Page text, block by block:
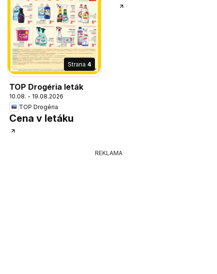
Strana 4
TOP Drogéria leták
10.08. - 19.08.2026
TOP Drogéria
Cena v letáku
REKLAMA